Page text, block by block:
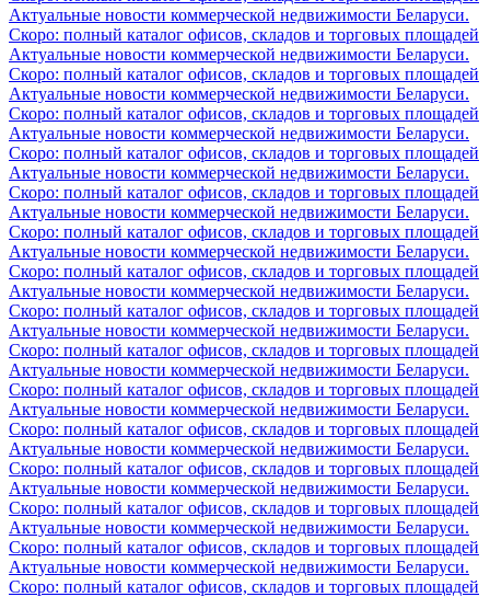
Актуальные новости коммерческой недвижимости Беларуси.
Скоро: полный каталог офисов, складов и торговых площадей
Актуальные новости коммерческой недвижимости Беларуси.
Скоро: полный каталог офисов, складов и торговых площадей
Актуальные новости коммерческой недвижимости Беларуси.
Скоро: полный каталог офисов, складов и торговых площадей
Актуальные новости коммерческой недвижимости Беларуси.
Скоро: полный каталог офисов, складов и торговых площадей
Актуальные новости коммерческой недвижимости Беларуси.
Скоро: полный каталог офисов, складов и торговых площадей
Актуальные новости коммерческой недвижимости Беларуси.
Скоро: полный каталог офисов, складов и торговых площадей
Актуальные новости коммерческой недвижимости Беларуси.
Скоро: полный каталог офисов, складов и торговых площадей
Актуальные новости коммерческой недвижимости Беларуси.
Скоро: полный каталог офисов, складов и торговых площадей
Актуальные новости коммерческой недвижимости Беларуси.
Скоро: полный каталог офисов, складов и торговых площадей
Актуальные новости коммерческой недвижимости Беларуси.
Скоро: полный каталог офисов, складов и торговых площадей
Актуальные новости коммерческой недвижимости Беларуси.
Скоро: полный каталог офисов, складов и торговых площадей
Актуальные новости коммерческой недвижимости Беларуси.
Скоро: полный каталог офисов, складов и торговых площадей
Актуальные новости коммерческой недвижимости Беларуси.
Скоро: полный каталог офисов, складов и торговых площадей
Актуальные новости коммерческой недвижимости Беларуси.
Скоро: полный каталог офисов, складов и торговых площадей
Актуальные новости коммерческой недвижимости Беларуси.
Скоро: полный каталог офисов, складов и торговых площадей